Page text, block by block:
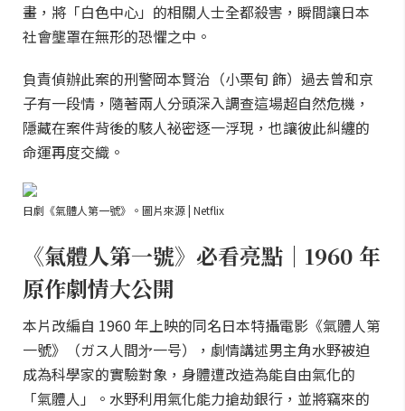
畫，將「白色中心」的相關人士全都殺害，瞬間讓日本
社會壟罩在無形的恐懼之中。
負責偵辦此案的刑警岡本賢治（小栗旬 飾）過去曾和京
子有一段情，隨著兩人分頭深入調查這場超自然危機，
隱藏在案件背後的駭人祕密逐一浮現，也讓彼此糾纏的
命運再度交織。
日劇《氣體人第一號》。圖片來源 | Netflix
《氣體人第一號》必看亮點｜1960 年
原作劇情大公開
本片改編自 1960 年上映的同名日本特攝電影《氣體人第
一號》（ガス人間㐧一号），劇情講述男主角水野被迫
成為科學家的實驗對象，身體遭改造為能自由氣化的
「氣體人」。水野利用氣化能力搶劫銀行，並將竊來的